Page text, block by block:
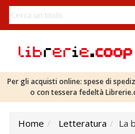
Per gli acquisti online: spese di
o con tessera fedeltà
Home Letteratura La